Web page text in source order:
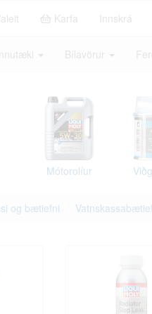
Karfa Innskrá
Bílavörur
Mótorolíur
og bætiefni